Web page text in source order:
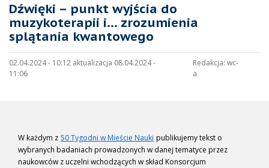
Dźwięki – punkt wyjścia do
muzykoterapii i… zrozumienia
splątania kwantowego
02.04.2024 - 10:12 aktualizacja 08.04.2024 -
11:06
Redakcja: wc-
a
W każdym z 50 Tygodni w Mieście Nauki publikujemy tekst o
wybranych badaniach prowadzonych w danej tematyce przez
naukowców z uczelni wchodzących w skład Konsorcjum